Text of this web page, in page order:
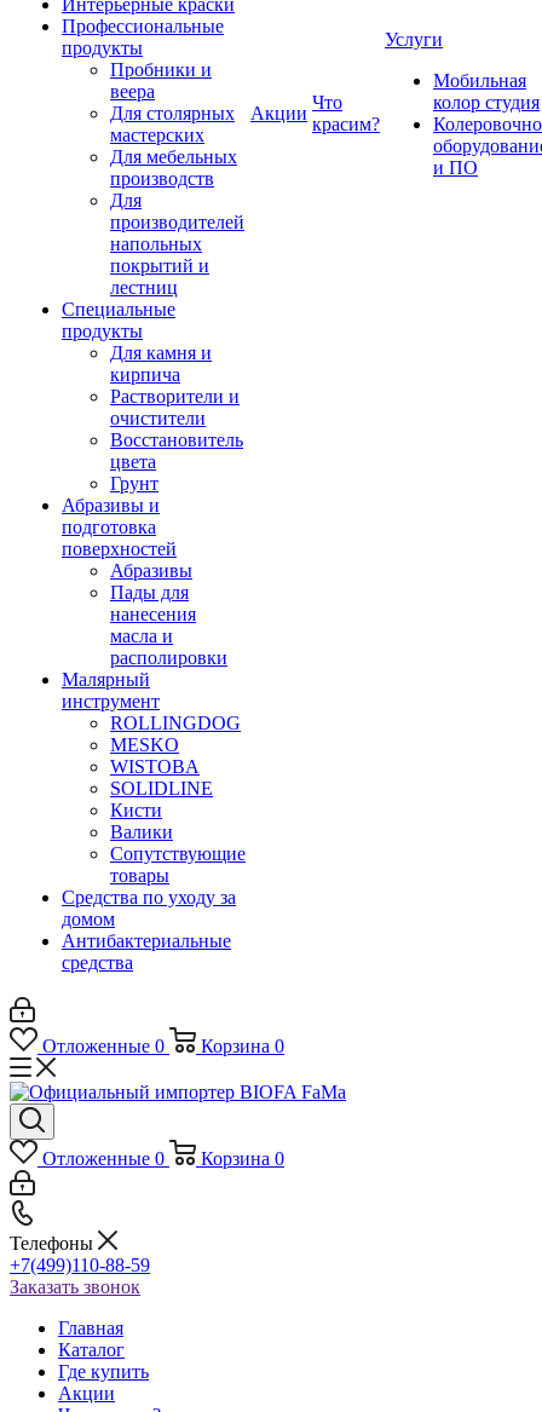
Интерьерные краски
Профессиональные
продукты
Пробники и
веера
Для столярных
мастерских
Для мебельных
производств
Для
производителей
напольных
покрытий и
лестниц
Специальные
продукты
Для камня и
кирпича
Растворители и
очистители
Восстановитель
цвета
Грунт
Абразивы и
подготовка
поверхностей
Абразивы
Пады для
нанесения
масла и
располировки
Малярный
инструмент
ROLLINGDOG
MESKO
WISTOBA
SOLIDLINE
Кисти
Валики
Сопутствующие
товары
Средства по уходу за
домом
Антибактериальные
средства
Акции
Что
красим?
Услуги
Мобильная
колор студия
и ПО
Отложенные 0 Корзина 0
Отложенные 0 Корзина 0
Телефоны
+7(499)110-88-59
Заказать звонок
Главная
Каталог
Где купить
Акции